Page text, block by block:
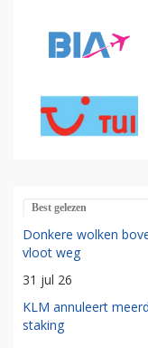
Best gelezen
Donkere wolken
vloot weg
31 jul 26
KLM annuleert
staking